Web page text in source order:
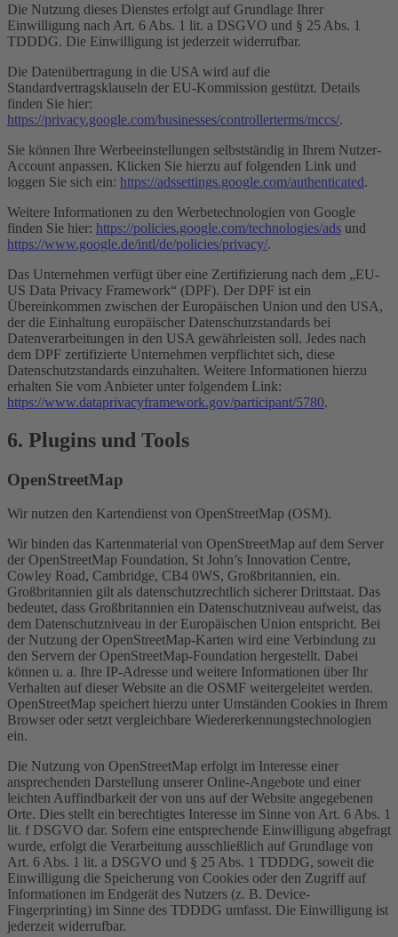
Die Nutzung dieses Dienstes erfolgt auf Grundlage Ihrer
Einwilligung nach Art. 6 Abs. 1 lit. a DSGVO und § 25 Abs. 1
TDDDG. Die Einwilligung ist jederzeit widerrufbar.
Die Datenübertragung in die USA wird auf die
Standardvertragsklauseln der EU-Kommission gestützt. Details
finden Sie hier:
https://privacy.google.com/businesses/controllerterms/mccs/.
Sie können Ihre Werbeeinstellungen selbstständig in Ihrem Nutzer-
Account anpassen. Klicken Sie hierzu auf folgenden Link und
loggen Sie sich ein: https://adssettings.google.com/authenticated.
Weitere Informationen zu den Werbetechnologien von Google
finden Sie hier: https://policies.google.com/technologies/ads und
https://www.google.de/intl/de/policies/privacy/.
Das Unternehmen verfügt über eine Zertifizierung nach dem „EU-
US Data Privacy Framework“ (DPF). Der DPF ist ein
Übereinkommen zwischen der Europäischen Union und den USA,
der die Einhaltung europäischer Datenschutzstandards bei
Datenverarbeitungen in den USA gewährleisten soll. Jedes nach
dem DPF zertifizierte Unternehmen verpflichtet sich, diese
Datenschutzstandards einzuhalten. Weitere Informationen hierzu
erhalten Sie vom Anbieter unter folgendem Link:
https://www.dataprivacyframework.gov/participant/5780.
6. Plugins und Tools
OpenStreetMap
Wir nutzen den Kartendienst von OpenStreetMap (OSM).
Wir binden das Kartenmaterial von OpenStreetMap auf dem Server
der OpenStreetMap Foundation, St John’s Innovation Centre,
Cowley Road, Cambridge, CB4 0WS, Großbritannien, ein.
Großbritannien gilt als datenschutzrechtlich sicherer Drittstaat. Das
bedeutet, dass Großbritannien ein Datenschutzniveau aufweist, das
dem Datenschutzniveau in der Europäischen Union entspricht. Bei
der Nutzung der OpenStreetMap-Karten wird eine Verbindung zu
den Servern der OpenStreetMap-Foundation hergestellt. Dabei
können u. a. Ihre IP-Adresse und weitere Informationen über Ihr
Verhalten auf dieser Website an die OSMF weitergeleitet werden.
OpenStreetMap speichert hierzu unter Umständen Cookies in Ihrem
Browser oder setzt vergleichbare Wiedererkennungstechnologien
ein.
Die Nutzung von OpenStreetMap erfolgt im Interesse einer
ansprechenden Darstellung unserer Online-Angebote und einer
leichten Auffindbarkeit der von uns auf der Website angegebenen
Orte. Dies stellt ein berechtigtes Interesse im Sinne von Art. 6 Abs. 1
lit. f DSGVO dar. Sofern eine entsprechende Einwilligung abgefragt
wurde, erfolgt die Verarbeitung ausschließlich auf Grundlage von
Art. 6 Abs. 1 lit. a DSGVO und § 25 Abs. 1 TDDDG, soweit die
Einwilligung die Speicherung von Cookies oder den Zugriff auf
Informationen im Endgerät des Nutzers (z. B. Device-
Fingerprinting) im Sinne des TDDDG umfasst. Die Einwilligung ist
jederzeit widerrufbar.